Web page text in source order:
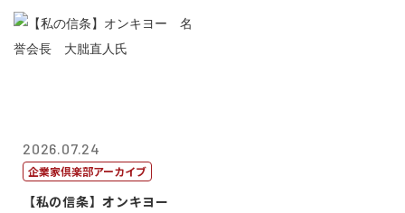
2026.07.24
企業家倶楽部アーカイブ
【私の信条】オンキヨー